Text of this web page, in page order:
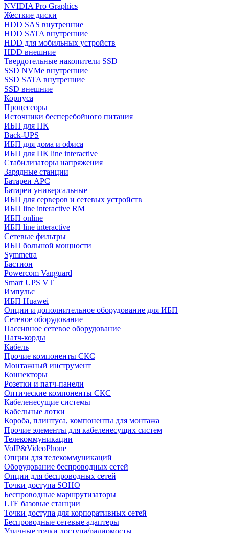
NVIDIA Pro Graphics
Жесткие диски
HDD SAS внутренние
HDD SATA внутренние
HDD для мобильных устройств
HDD внешние
Твердотельные накопители SSD
SSD NVMe внутренние
SSD SATA внутренние
SSD внешние
Корпуса
Процессоры
Источники бесперебойного питания
ИБП для ПК
Back-UPS
ИБП для дома и офиса
ИБП для ПК linе interactive
Стабилизаторы напряжения
Зарядные станции
Батареи APC
Батареи универсальные
ИБП для серверов и сетевых устройств
ИБП line interactive RM
ИБП online
ИБП linе interactive
Сетевые фильтры
ИБП большой мощности
Symmetra
Бастион
Powercom Vanguard
Smart UPS VT
Импульс
ИБП Huawei
Опции и дополнительное оборудование для ИБП
Сетевое оборудование
Пассивное сетевое оборудование
Патч-корды
Кабель
Прочие компоненты СКС
Монтажный инструмент
Коннекторы
Розетки и патч-панели
Оптические компоненты СКС
Кабеленесущие системы
Кабельные лотки
Короба, плинтуса, компоненты для монтажа
Прочие элементы для кабеленесущих систем
Телекоммуникации
VoIP&VideoPhone
Опции для телекоммуникаций
Оборудование беспроводных сетей
Опции для беспроводных сетей
Точки доступа SOHO
Беспроводные маршрутизаторы
LTE базовые станции
Точки доступа для корпоративных сетей
Беспроводные сетевые адаптеры
Уличные точки доступа/радиомосты